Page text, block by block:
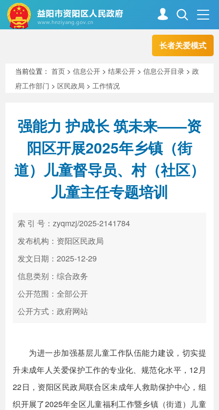
长者关爱模式
走进资阳
新闻中心 解读回应
政务服务 互动交流
当前位置：首页 >信息公开 >结果公开 >信息公开目录 >政
府工作部门 > 区民政局 >工作情况
强能力 护成长 筑未来——资
阳区开展2025年乡镇（街
道）儿童督导员、村（社区）
儿童主任专题培训
索 引 号：zyqmzj/2025-2141784
发布机构：资阳区民政局
发文日期：2025-12-29
信息类别：综合政务
公开范围：全部公开
公开方式：政府网站
为进一步加强基层儿童工作队伍能力建设，切实提
升未成年人关爱保护工作的专业化、规范化水平，12月
22日，资阳区民政局联合区未成年人救助保护中心，组
织开展了2025年全区儿童福利工作暨乡镇（街道）儿童